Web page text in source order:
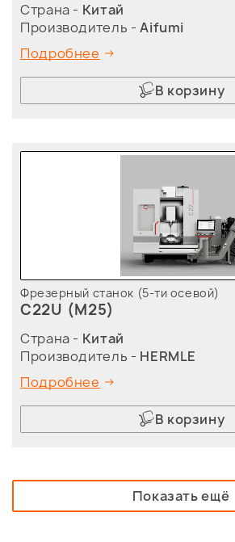
Страна - Китай
Производитель -Aifumi
Подробнее
В корзину
Фрезерный станок (5-ти осевой)
C22U (M25)
Страна - Китай
Производитель - HERMLE
Подробнее
В корзину
Показать ещё